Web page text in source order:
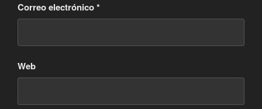
Correo electrónico*
Web